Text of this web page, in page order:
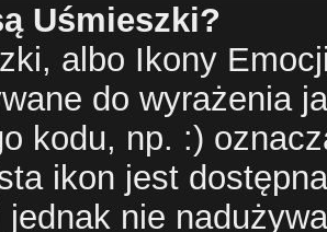
Uśmieszki?
albo Ikony
do wyrażenia
kodu, np. :)
ikon jest
jednak nie